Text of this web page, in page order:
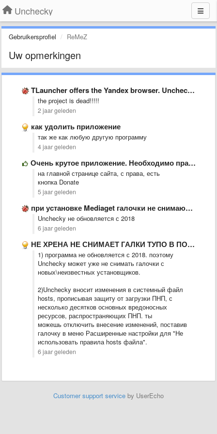
Unchecky
Gebruikersprofiel ReMeZ
Uw opmerkingen
TLauncher offers the Yandex browser. Unchecky doesn&#x27;t remove the checkmark.
the project is dead!!!!!
2 jaar geleden
как удолить приложение
так же как любую другую программу
4 jaar geleden
Очень крутое приложение. Необходимо практически на каждом пк. Но к …
на главной странице сайта, с права, есть
кнопка Donate
5 jaar geleden
при установке Mediaget галочки не снимаются
Unchecky не обновляется с 2018
6 jaar geleden
НЕ ХРЕНА НЕ СНИМАЕТ ГАЛКИ ТУПО В ПОРАЖНЯКА ВИСИТ В …
1) программа не обновляется с 2018. поэтому
Unchecky может уже не снимать галочки с
новых\неизвестных установщиков.
2)Unchecky вносит изменения в системный файл
hosts, прописывая защиту от загрузки ПНП, с
несколько десятков основных вредоносных
ресурсов, распространяющих ПНП. ты
можешь отключить внесение изменений, поставив
галочку в меню Расширенные настройки для "Не
использовать правила hosts файла".
6 jaar geleden
Customer support service by UserEcho